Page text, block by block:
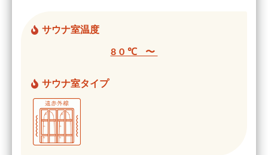
サウナ室温度
80℃ 〜
サウナ室タイプ